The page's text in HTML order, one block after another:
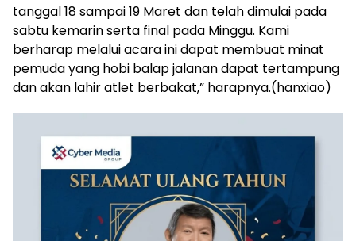
tanggal 18 sampai 19 Maret dan telah dimulai pada
sabtu kemarin serta final pada Minggu. Kami
berharap melalui acara ini dapat membuat minat
pemuda yang hobi balap jalanan dapat tertampung
dan akan lahir atlet berbakat,” harapnya.(hanxiao)